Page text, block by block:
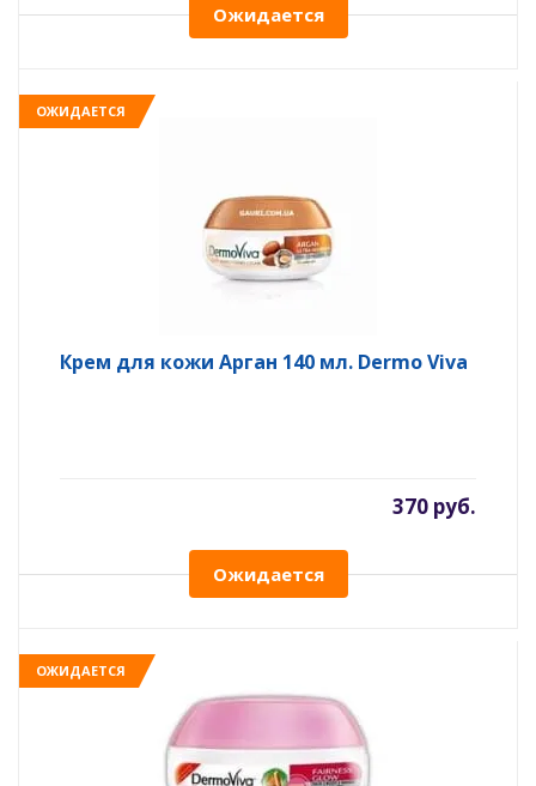
Ожидается
ОЖИДАЕТСЯ
Крем для кожи Арган 140 мл. Dermo Viva
370 руб.
Ожидается
ОЖИДАЕТСЯ